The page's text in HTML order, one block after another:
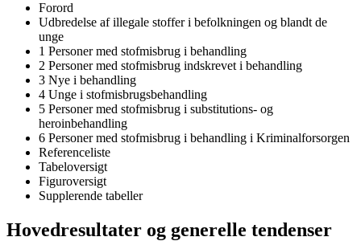
Forord
Udbredelse af illegale stoffer i befolkningen og blandt de
unge
1 Personer med stofmisbrug i behandling
2 Personer med stofmisbrug indskrevet i behandling
3 Nye i behandling
4 Unge i stofmisbrugsbehandling
5 Personer med stofmisbrug i substitutions- og
heroinbehandling
6 Personer med stofmisbrug i behandling i Kriminalforsorgen
Referenceliste
Tabeloversigt
Figuroversigt
Supplerende tabeller
Hovedresultater og generelle tendenser